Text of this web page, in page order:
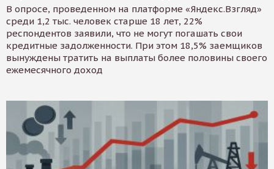
В опросе, проведенном на платформе «Яндекс.Взгляд»
среди 1,2 тыс. человек старше 18 лет, 22%
респондентов заявили, что не могут погашать свои
кредитные задолженности. При этом 18,5% заемщиков
вынуждены тратить на выплаты более половины своего
ежемесячного доход